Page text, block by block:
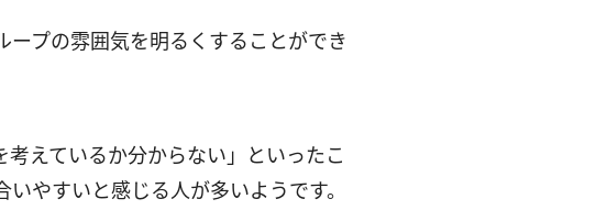
プの雰囲気を明るくすることができ
えているか分からない」といったこ
やすいと感じる人が多いようです。